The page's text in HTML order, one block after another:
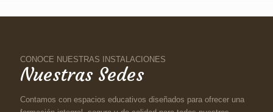
CONOCE NUESTRAS INSTALACIONES
Nuestras Sedes
Contamos con espacios educativos diseñados para ofrecer una